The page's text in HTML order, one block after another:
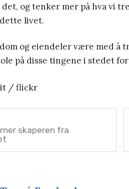
og tenker mer på hva vi
livet.
og eiendeler være med å
på disse tingene i stedet
it / flickr
skaperen fra